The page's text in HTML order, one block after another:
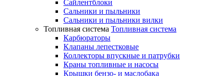
Сайлентблоки
Сальники и пыльники
Сальники и пыльники вилки
Топливная система Топливная система
Карбюраторы
Клапаны лепестковые
Коллекторы впускные и патрубки
Краны топливные и насосы
Крышки бензо- и маслобака